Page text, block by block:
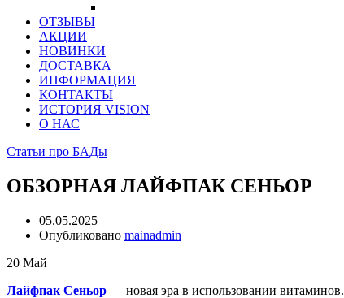
ОТЗЫВЫ
АКЦИИ
НОВИНКИ
ДОСТАВКА
ИНФОРМАЦИЯ
КОНТАКТЫ
ИСТОРИЯ VISION
О НАС
Статьи про БАДы
ОБЗОРНАЯ ЛАЙФПАК СЕНЬОР
05.05.2025
Опубликовано mainadmin
20 Май
Лайфпак Сеньор — новая эра в использовании витаминов.